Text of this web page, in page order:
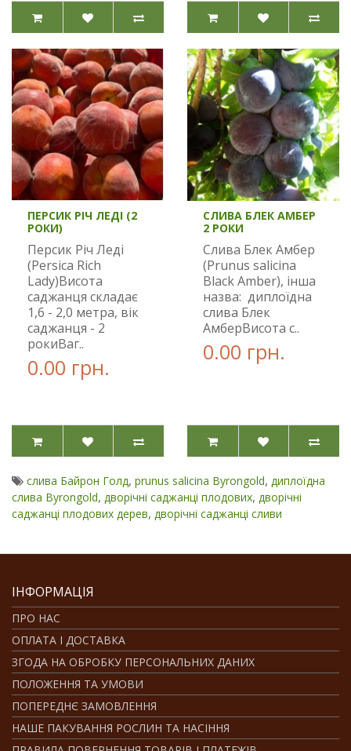
ПЕРСИК РІЧ ЛЕДІ (2
РОКИ)
Персик Річ Леді
(Persica Rich
Lady)Висота
саджанця складає
1,6 - 2,0 метра, вік
саджанця - 2
рокиВаг..
0.00 грн.
СЛИВА БЛЕК АМБЕР
2 РОКИ
Слива Блек Амбер
(Prunus salicina
Black Amber), інша
назва: диплоїдна
слива Блек
АмберВисота с..
0.00 грн.
слива Байрон Голд, prunus salicina Byrongold, диплоїдна
слива Byrongold, дворічні саджанці плодових, дворічні
саджанці плодових дерев, дворічні саджанці сливи
ІНФОРМАЦІЯ
ПРО НАС
ОПЛАТА І ДОСТАВКА
ЗГОДА НА ОБРОБКУ ПЕРСОНАЛЬНИХ ДАНИХ
ПОЛОЖЕННЯ ТА УМОВИ
ПОПЕРЕДНЄ ЗАМОВЛЕННЯ
НАШЕ ПАКУВАННЯ РОСЛИН ТА НАСІННЯ